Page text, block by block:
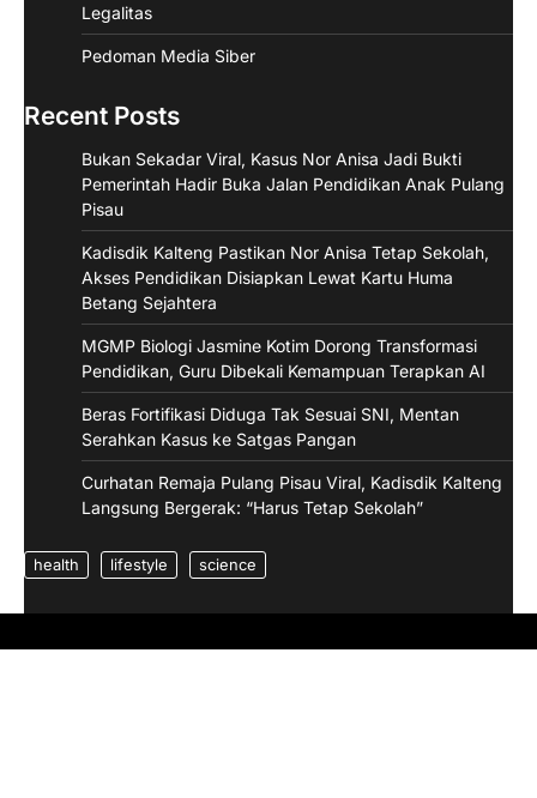
Legalitas
Pedoman Media Siber
Recent Posts
Bukan Sekadar Viral, Kasus Nor Anisa Jadi Bukti
Pemerintah Hadir Buka Jalan Pendidikan Anak Pulang
Pisau
Kadisdik Kalteng Pastikan Nor Anisa Tetap Sekolah,
Akses Pendidikan Disiapkan Lewat Kartu Huma
Betang Sejahtera
MGMP Biologi Jasmine Kotim Dorong Transformasi
Pendidikan, Guru Dibekali Kemampuan Terapkan AI
Beras Fortifikasi Diduga Tak Sesuai SNI, Mentan
Serahkan Kasus ke Satgas Pangan
Curhatan Remaja Pulang Pisau Viral, Kadisdik Kalteng
Langsung Bergerak: “Harus Tetap Sekolah”
health lifestyle science